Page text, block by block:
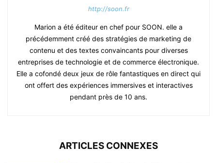
http://soon.fr
Marion a été éditeur en chef pour SOON. elle a
précédemment créé des stratégies de marketing de
contenu et des textes convaincants pour diverses
entreprises de technologie et de commerce électronique.
Elle a cofondé deux jeux de rôle fantastiques en direct qui
ont offert des expériences immersives et interactives
pendant près de 10 ans.
ARTICLES CONNEXES